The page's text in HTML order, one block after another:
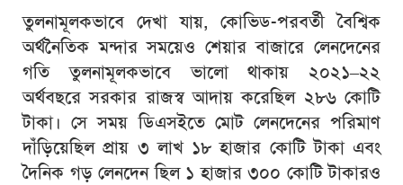
তুলনামূলকভাবে দেখা যায়, কোভিড-পরবর্তী বৈশ্বিক
অর্থনৈতিক মন্দার সময়েও শেয়ার বাজারে লেনদেনের
গতি তুলনামূলকভাবে ভালো থাকায় ২০২১–২২
অর্থবছরে সরকার রাজস্ব আদায় করেছিল ২৮৬ কোটি
টাকা। সে সময় ডিএসইতে মোট লেনদেনের পরিমাণ
দাঁড়িয়েছিল প্রায় ৩ লাখ ১৮ হাজার কোটি টাকা এবং
দৈনিক গড় লেনদেন ছিল ১ হাজার ৩০০ কোটি টাকারও